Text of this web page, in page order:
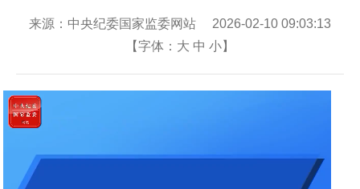
来源：中央纪委国家监委网站 2026-02-10 09:03:13
【字体： 大 中 小】